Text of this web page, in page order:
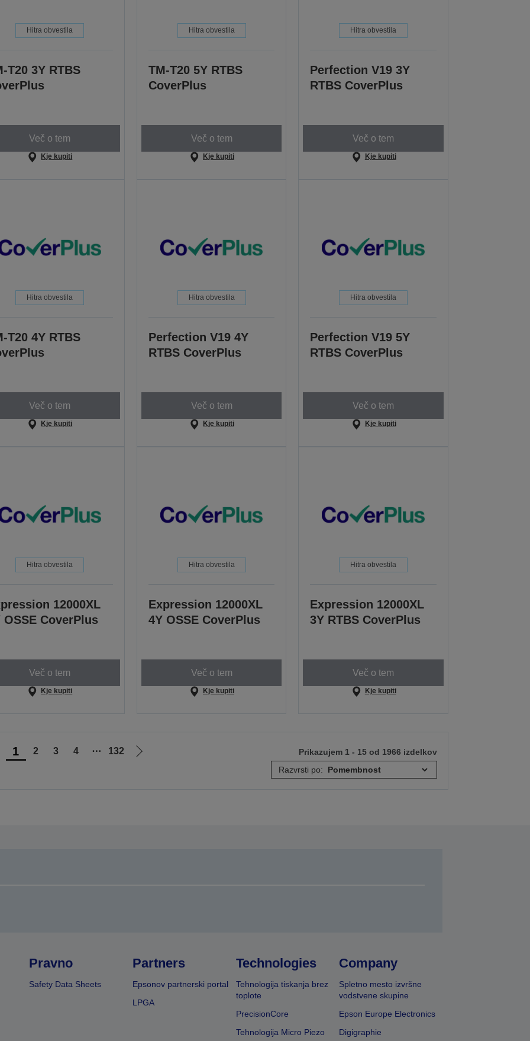
Hitra obvestila
T20 3Y RTBS
Več o tem
Kje kupiti
Hitra obvestila
TM-T20 5Y RTBS
CoverPlus
Več o tem
Kje kupiti
Hitra obvestila
Perfection V19 3Y
RTBS CoverPlus
Več o tem
Kje kupiti
Hitra obvestila
T20 4Y RTBS
Več o tem
Kje kupiti
Hitra obvestila
Perfection V19 4Y
RTBS CoverPlus
Več o tem
Kje kupiti
Hitra obvestila
Perfection V19 5Y
RTBS CoverPlus
Več o tem
Kje kupiti
Hitra obvestila
12000XL
OSSE CoverPlus
Več o tem
Kje kupiti
Hitra obvestila
Expression 12000XL
4Y OSSE CoverPlus
Več o tem
Kje kupiti
Hitra obvestila
Expression 12000XL
3Y RTBS CoverPlus
Več o tem
Kje kupiti
1 2 3 4 ⋯ 132
Pojdi
Prikazujem 1 - 15 od 1966 izdelkov
Razvrsti po:
Pravno
Safety Data Sheets
Partners
Epsonov partnerski portal
LPGA
Technologies
Tehnologija tiskanja brez
toplote
PrecisionCore
Tehnologija Micro Piezo
Company
Spletno mesto izvršne
vodstvene skupine
Epson Europe Electronics
Digigraphie